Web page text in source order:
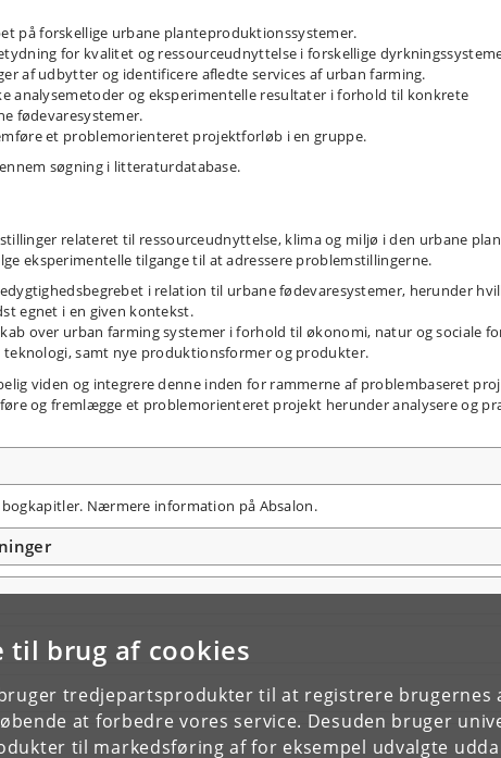
til brug af cookies
tredjepartsprodukter til at registrere brugernes
at forbedre vores service. Desuden bruger
til markedsføring af for eksempel udvalgte
på forskellige urbane planteproduktionssystemer.
for kvalitet og ressourceudnyttelse i forskellige
af udbytter og identificere afledte services af urban farming.
analysemetoder og eksperimentelle resultater i forhold til konkrete
fødevaresystemer.
et problemorienteret projektforløb i en gruppe.
søgning i litteraturdatabase.
relateret til ressourceudnyttelse, klima og miljø i den urbane
eksperimentelle tilgange til at adressere problemstillingerne.
i relation til urbane fødevaresystemer, herunder
egnet i en given kontekst.
over urban farming systemer i forhold til økonomi, natur og sociale
teknologi, samt nye produktionsformer og produkter.
viden og integrere denne inden for rammerne af problembaseret
og fremlægge et problemorienteret projekt herunder analysere og
Nærmere information på Absalon.